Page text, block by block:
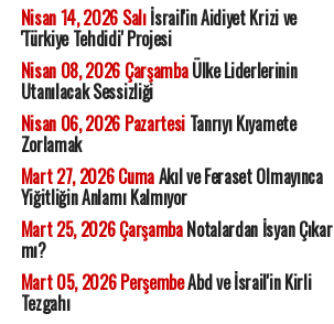
Nisan 14, 2026 Salıİsrail'in Aidiyet Krizi ve
'Türkiye Tehdidi' Projesi
Nisan 08, 2026 ÇarşambaÜlke Liderlerinin
Utanılacak Sessizliği
Nisan 06, 2026 PazartesiTanrıyı Kıyamete
Zorlamak
Mart 27, 2026 CumaAkıl ve Feraset Olmayınca
Yiğitliğin Anlamı Kalmıyor
Mart 25, 2026 ÇarşambaNotalardan İsyan Çıkar
mı?
Mart 05, 2026 PerşembeAbd ve İsrail'in Kirli
Tezgahı